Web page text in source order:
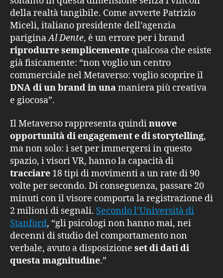
della realtà tangibile. Come avverte Patrizio
Miceli, italiano presidente dell’agenzia
pariginaAl Dente, è un errore per i brand
riprodurre semplicemente qualcosa che esiste
già fisicamente: “non voglio un centro
commerciale nel Metaverso: voglio scoprire il
DNA di un brand in unamaniera più creativa
e giocosa”.
Il Metaverso rappresenta quindinuove
opportunità di engagement e di storytelling,
ma non solo: i set per immergersi in questo
spazio, i visori VR, hanno la capacità di
tracciare 18 tipi di movimenti a un rate di 90
volte per secondo. Di conseguenza, passare 20
minuti con il visore comporta la registrazione di
2 milioni di segnali. Secondo l’Università di
Stanford, “gli psicologi non hanno mai, nei
decenni di studio del comportamento non
verbale, avuto a disposizione set di dati di
questa magnitudine.”